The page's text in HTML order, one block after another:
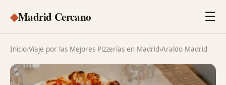
◆Madrid Cercano ☰
Inicio›Viaje por las Mejores Pizzerías en Madrid›Araldo Madrid